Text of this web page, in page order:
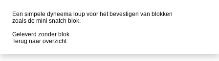
Een simpele dyneema loup voor het bevestigen van blokken
zoals de mini snatch blok.
Geleverd zonder blok
Terug naar overzicht